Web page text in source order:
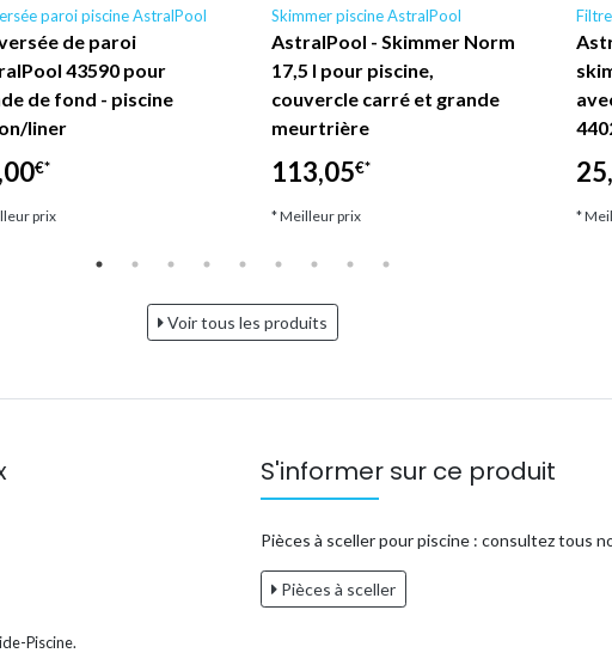
paroi piscine AstralPool
de paroi
43590 pour
de fond - piscine
liner
€*
prix
Skimmer piscine AstralPool
AstralPool - Skimmer Norm
17,5 l pour piscine,
couvercle carré et grande
meurtrière
113,05€*
* Meilleur prix *
Voir tous les produits
Piscine.
S'informer sur ce produit
Pièces à sceller pour piscine : consultez tous
Pièces à sceller